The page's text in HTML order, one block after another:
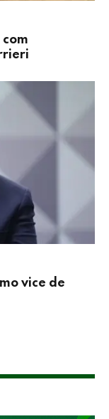
vice de